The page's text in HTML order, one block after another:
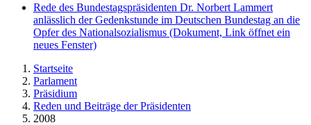
Rede des Bundestagspräsidenten Dr. Norbert Lammert
anlässlich der Gedenkstunde im Deutschen Bundestag an die
Opfer des Nationalsozialismus (Dokument, Link öffnet ein
neues Fenster)
Startseite
Parlament
Präsidium
Reden und Beiträge der Präsidenten
2008